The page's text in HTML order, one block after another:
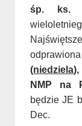
śp. ks.
(niedziela),
NMP na
będzie JE
Dec.